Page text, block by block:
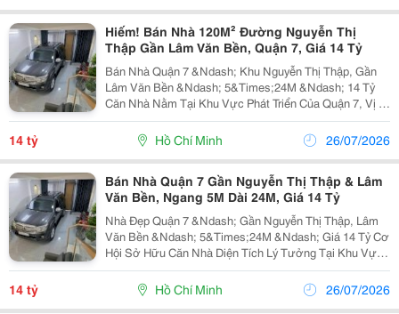
Hiếm! Bán Nhà 120M² Đường Nguyễn Thị
Thập Gần Lâm Văn Bền, Quận 7, Giá 14 Tỷ
Bán Nhà Quận 7 &Ndash; Khu Nguyễn Thị Thập, Gần
Lâm Văn Bền &Ndash; 5&Times;24M &Ndash; 14 Tỷ
Căn Nhà Nằm Tại Khu Vực Phát Triển Của Quận 7, Vị Trí
Thuận Tiện, Thích Hợp Cho Nhu Cầu An Cư Hoặc Đầu
Tư Lâu Dài. Diện Tích Vuông Vức, Dễ Bố Trí Không...
14 tỷ Hồ Chí Minh 26/07/2026
Bán Nhà Quận 7 Gần Nguyễn Thị Thập & Lâm
Văn Bền, Ngang 5M Dài 24M, Giá 14 Tỷ
Nhà Đẹp Quận 7 &Ndash; Gần Nguyễn Thị Thập, Lâm
Văn Bền &Ndash; 5&Times;24M &Ndash; Giá 14 Tỷ Cơ
Hội Sở Hữu Căn Nhà Diện Tích Lý Tưởng Tại Khu Vực
Quận 7, Vị Trí Thuận Tiện, Dễ Dàng Kết Nối Đến Các
Tuyến Đường Huyết Mạch. Nhà Phù Hợp Cho Gia
14 tỷ Hồ Chí Minh 26/07/2026